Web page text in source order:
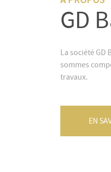
GD
La société GD
sommes
travaux.
EN